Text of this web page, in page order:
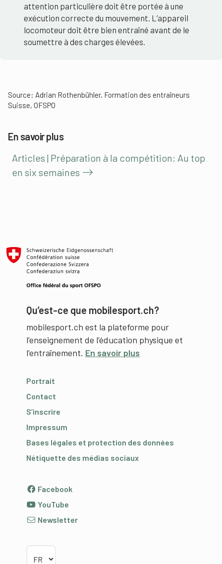
attention particulière doit être portée à une
exécution correcte du mouvement. L’appareil
locomoteur doit être bien entraîné avant de le
soumettre à des charges élevées.
Source: Adrian Rothenbühler, Formation des entraîneurs
Suisse, OFSPO
En savoir plus
Articles | Préparation à la compétition: Au top
en six semaines
Qu’est-ce que mobilesport.ch?
mobilesport.ch est la plateforme pour
l’enseignement de l’éducation physique et
l’entraînement. En savoir plus
Portrait
Contact
S’inscrire
Impressum
Bases légales et protection des données
Nétiquette des médias sociaux
Facebook
YouTube
Newsletter